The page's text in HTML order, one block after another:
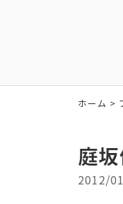
ホーム >
庭
2012/